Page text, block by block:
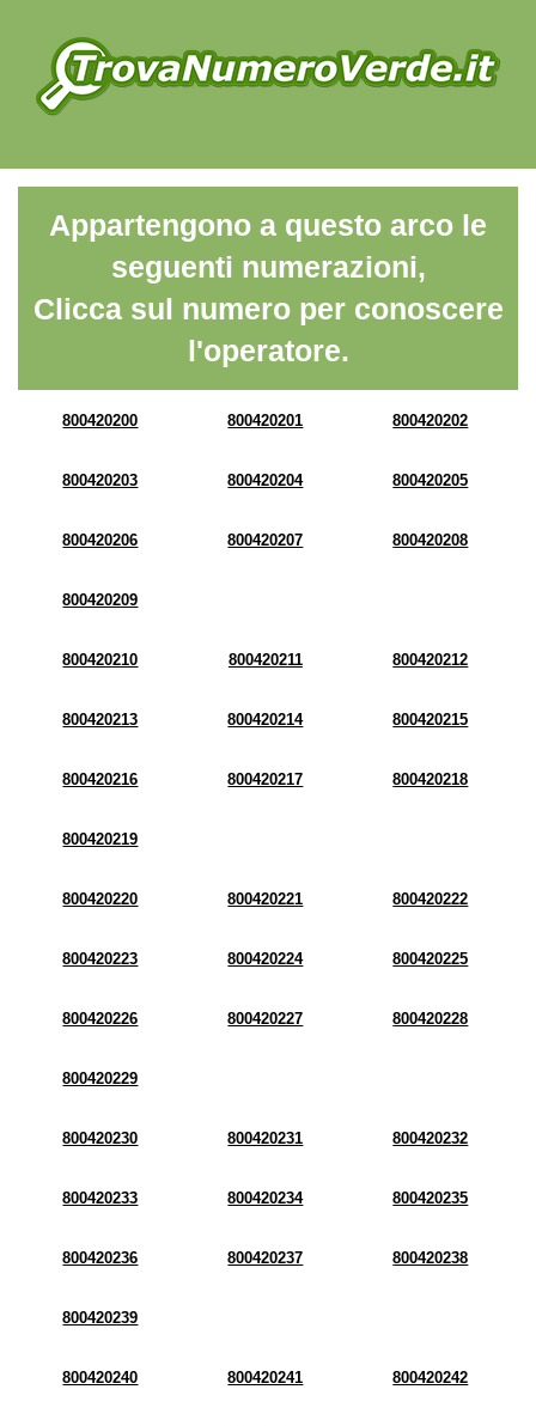
Appartengono a questo arco le
seguenti numerazioni,
Clicca sul numero per conoscere
l'operatore.
800420200 800420201 800420202
800420203 800420204 800420205
800420206 800420207 800420208
800420209
800420210 800420211 800420212
800420213 800420214 800420215
800420216 800420217 800420218
800420219
800420220 800420221 800420222
800420223 800420224 800420225
800420226 800420227 800420228
800420229
800420230 800420231 800420232
800420233 800420234 800420235
800420236 800420237 800420238
800420239
800420240 800420241 800420242